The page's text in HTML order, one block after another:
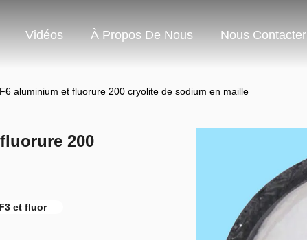
Vidéos À Propos De Nous Nous Contacter
aluminium et fluorure 200 cryolite de sodium en maille
200
et fluor